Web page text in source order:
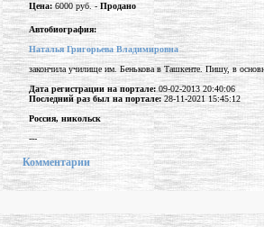
Цена:6000 руб. - Продано
Автобиография:
Наталья Григорьева Владимировна
закончила училище им. Бенькова в Ташкенте. Пишу, в
Дата регистрации на портале:09-02-2013 20:40:06
Последний раз был на портале:28-11-2021 15:45:12
Россия, никольск
---
Комментарии